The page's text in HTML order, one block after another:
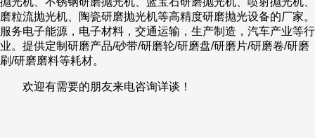
磨粒流抛光机、陶瓷研磨抛光机等高精度研磨抛光设备的厂家。
服务电子能源，电子材料，交通运输，生产制造，汽车产业等行
业。提供定制研磨产品/砂带/研磨轮/研磨盘/研磨片/研磨卷/研磨
刷/研磨磨料等耗材。
欢迎有需要的朋友来电咨询详谈！